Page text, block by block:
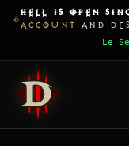
HELL IS OPEN
ACCOUNT AND
Le